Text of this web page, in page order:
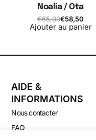
Noalia / Ota
€65,00€58,50
Ajouter au panier
AIDE &
INFORMATIONS
Nous contacter
FAQ